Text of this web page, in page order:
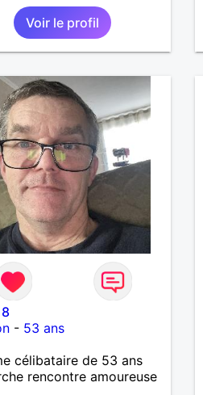
Voir le profil
- 53 ans
célibataire de 53 ans
rencontre amoureuse